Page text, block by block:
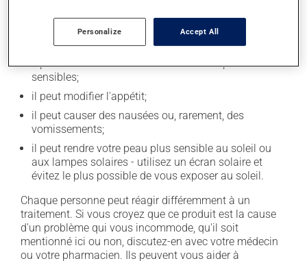
il peut provoquer une rétention de liquide et de
l'enflure (oedème);
il peut faire enfler les seins et les rendre plus
sensibles;
il peut modifier l'appétit;
il peut causer des nausées ou, rarement, des
vomissements;
il peut rendre votre peau plus sensible au soleil ou
aux lampes solaires - utilisez un écran solaire et
évitez le plus possible de vous exposer au soleil.
Chaque personne peut réagir différemment à un
traitement. Si vous croyez que ce produit est la cause
d'un problème qui vous incommode, qu'il soit
mentionné ici ou non, discutez-en avec votre médecin
ou votre pharmacien. Ils peuvent vous aider à
Personalize Accept All